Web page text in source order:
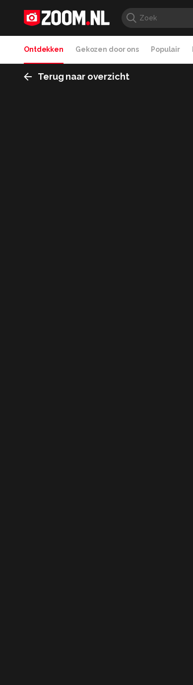
Ontdekken Gekozen door ons Populair
Terug naar overzicht